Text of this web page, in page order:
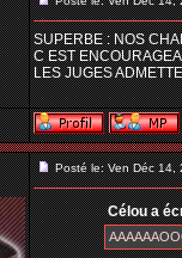
SUPERBE : NOS
C EST
LES JUGES
Posté le: Ven Déc 14,
Célou a